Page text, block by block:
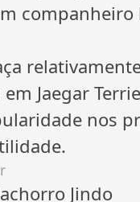
Jaegar
nos
Jindo